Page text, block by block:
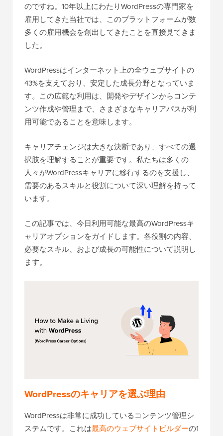
のですね。10年以上にわたりWordPressの専門家を
雇用してきた当社では、このプラットフォームが数
多くの雇用機会を創出してきたことを直接見てきま
した。
WordPressはインターネット上の全ウェブサイトの
43%を支えており、安定した成長分野となっていま
す。この広範な利用は、開発やデザインからコンテ
ンツ作成や管理まで、さまざまなキャリアパスが利
用可能であることを意味します。
キャリアチェンジは大きな決断であり、すべての選
択肢を理解することが重要です。私たちは多くの
人々がWordPressキャリアに移行するのを支援し、
需要のあるスキルと役割について深い理解を持って
います。
この記事では、今日利用可能な最高のWordPressキ
ャリアオプションをガイドします。各役割の内容、
必要なスキル、および成長の可能性について説明し
ます。
WordPressのキャリアを選ぶ理由
WordPressは非常に成功しているコンテンツ管理シ
ステムです。これは最高のウェブサイトビルダーの1